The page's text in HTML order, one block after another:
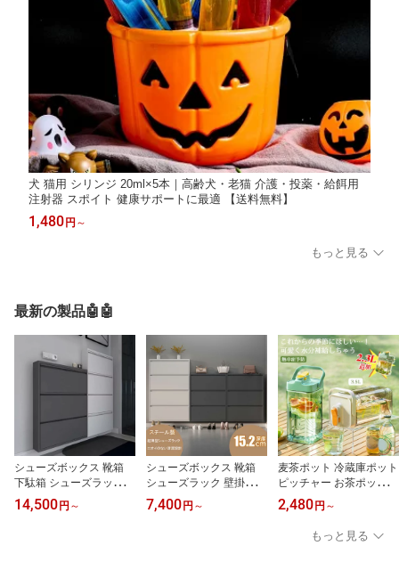
犬 猫用 シリンジ 20ml×5本｜高齢犬・老猫 介護・投薬・給餌用
注射器 スポイト 健康サポートに最適 【送料無料】
1,480円 ～
もっと見る
最新の製品🤖🤖
シューズボックス 靴箱
下駄箱 シューズラック
コンパクト キャビネット
3段 4段 斜め置き スリム
14,500円 ～
シューズボックス 靴箱
シューズラック 壁掛け靴
箱 収納家具 寝具 コンパ
クト インテリア キャビ
7,400円 ～
麦茶ポット 冷蔵庫ポット
ピッチャー お茶ポット
横置き 耐熱 2.3L 3.5L 漏
れない ウオーターサーバ
ー 冷水筒 ティーポット
蓋付き 洗いやすい プラ
2,480円 ～
もっと見る